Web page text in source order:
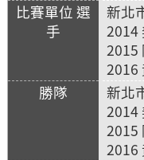
新北
2014
2015
2016
新北
2014
2015
2016